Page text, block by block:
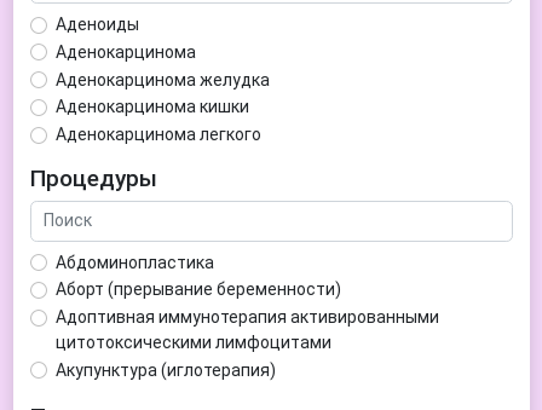
Аденоиды
Аденокарцинома
Аденокарцинома желудка
Аденокарцинома кишки
Аденокарцинома легкого
Аденома гипофиза
Аденома простаты
Аденома щитовидной железы
Аденомиоз
Адентия
Азооспермия
Акне (угри)
Алкоголизм
Процедуры
Абдоминопластика
Аборт (прерывание беременности)
Адоптивная иммунотерапия активированными
цитотоксическими лимфоцитами
Акупунктура (иглотерапия)